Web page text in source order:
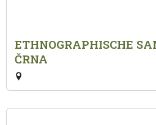
ETHNOGRAPHISCHE
ČRNA